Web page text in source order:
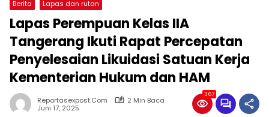
Berita Lapas dan rutan
Lapas Perempuan Kelas IIA
Tangerang Ikuti Rapat Percepatan
Penyelesaian Likuidasi Satuan Kerja
Kementerian Hukum dan HAM
Reportasexpost.com
2 Min Baca
Juni 17, 2025
367